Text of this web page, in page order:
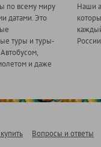
по всему миру
датами. Это
туры и туры-
и даже
Наши
Вопросы и ответы